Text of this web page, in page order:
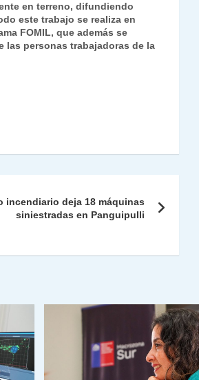
en terreno, difundiendo
este trabajo se realiza en
FOMIL, que además se
las personas trabajadoras de la
incendiario deja 18 máquinas
siniestradas en Panguipulli